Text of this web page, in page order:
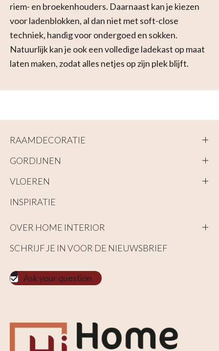
riem- en broekenhouders. Daarnaast kan je kiezen
voor ladenblokken, al dan niet met soft-close
techniek, handig voor ondergoed en sokken.
Natuurlijk kan je ook een volledige ladekast op maat
laten maken, zodat alles netjes op zijn plek blijft.
RAAMDECORATIE
GORDIJNEN
VLOEREN
INSPIRATIE
OVER HOME INTERIOR
SCHRIJF JE IN VOOR DE NIEUWSBRIEF
Ask your question